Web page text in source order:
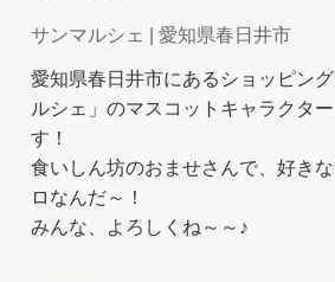
サンマルシェ | 愛知県春日井市
愛知県春日井市にあるショッピン
ルシェ」のマスコットキャラクタ
す！
食いしん坊のおませさんで、好き
ロなんだ～！
みんな、よろしくね～～♪